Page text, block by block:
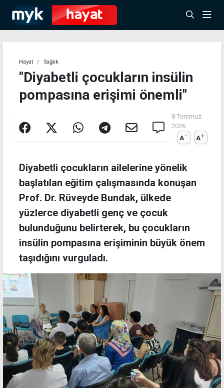
Hayat Sağlık
"Diyabetli çocukların insülin
pompasına erişimi önemli"
8 Temmuz
2026
A
A
Diyabetli çocukların ailelerine yönelik
başlatılan eğitim çalışmasında konuşan
Prof. Dr. Rüveyde Bundak, ülkede
yüzlerce diyabetli genç ve çocuk
bulunduğunu belirterek, bu çocukların
insülin pompasına erişiminin büyük önem
taşıdığını vurguladı.